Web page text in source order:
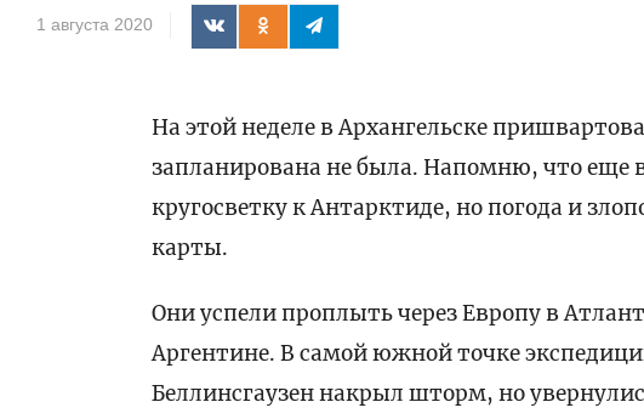
1 августа 2020
На этой неделе в Архангельске
запланирована не была. Напомню, что
кругосветку к Антарктиде, но погода и
карты.
Они успели проплыть через Европу в
Аргентине. В самой южной точке
Беллинсгаузен накрыл шторм, но